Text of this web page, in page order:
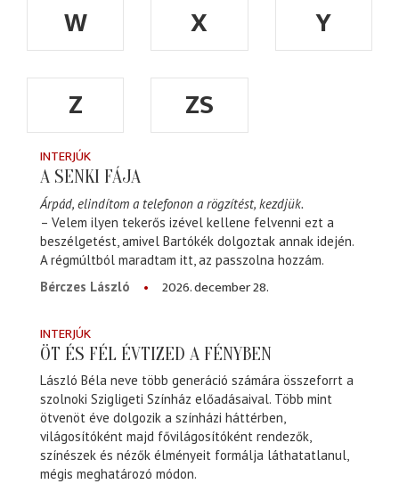
W
X
Y
Z
ZS
INTERJÚK
A SENKI FÁJA
Árpád, elindítom a telefonon a rögzítést, kezdjük.
– Velem ilyen tekerős izével kellene felvenni ezt a
beszélgetést, amivel Bartókék dolgoztak annak idején.
A régmúltból maradtam itt, az passzolna hozzám.
Bérczes László
2026. december 28.
INTERJÚK
ÖT ÉS FÉL ÉVTIZED A FÉNYBEN
László Béla neve több generáció számára összeforrt a
szolnoki Szigligeti Színház előadásaival. Több mint
ötvenöt éve dolgozik a színházi háttérben,
világosítóként majd fővilágosítóként rendezők,
színészek és nézők élményeit formálja láthatatlanul,
mégis meghatározó módon.